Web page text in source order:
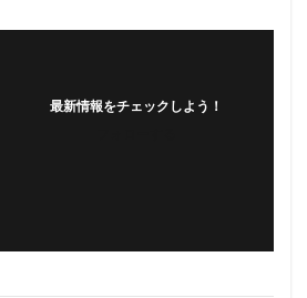
最新情報をチェックしよう！